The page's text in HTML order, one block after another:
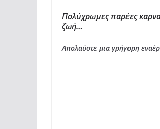
Πολύχρωμες παρέες
ζωή…
Απολαύστε μια γρήγορη